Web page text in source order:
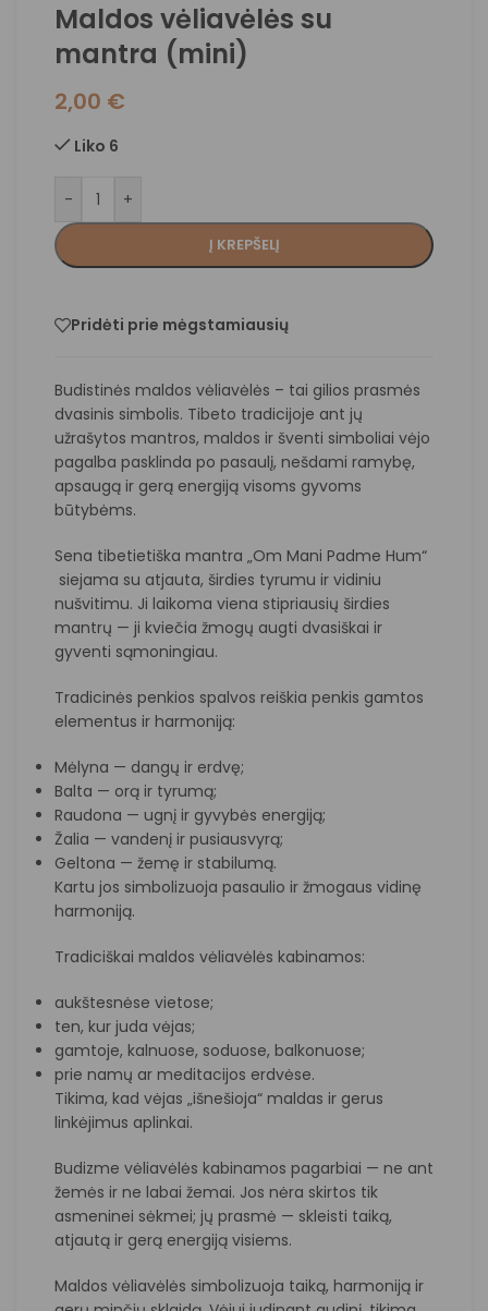
Maldos vėliavėlės su
mantra (mini)
2,00 €
Liko 6
- +
Į KREPŠELĮ
Pridėti prie mėgstamiausių
Budistinės maldos vėliavėlės – tai gilios prasmės
dvasinis simbolis. Tibeto tradicijoje ant jų
užrašytos mantros, maldos ir šventi simboliai vėjo
pagalba pasklinda po pasaulį, nešdami ramybę,
apsaugą ir gerą energiją visoms gyvoms
būtybėms.
Sena tibetietiška mantra „Om Mani Padme Hum“
siejama su atjauta, širdies tyrumu ir vidiniu
nušvitimu. Ji laikoma viena stipriausių širdies
mantrų — ji kviečia žmogų augti dvasiškai ir
gyventi sąmoningiau.
Tradicinės penkios spalvos reiškia penkis gamtos
elementus ir harmoniją:
Mėlyna — dangų ir erdvę;
Balta — orą ir tyrumą;
Raudona — ugnį ir gyvybės energiją;
Žalia — vandenį ir pusiausvyrą;
Geltona — žemę ir stabilumą.
Kartu jos simbolizuoja pasaulio ir žmogaus vidinę
harmoniją.
Tradiciškai maldos vėliavėlės kabinamos:
aukštesnėse vietose;
ten, kur juda vėjas;
gamtoje, kalnuose, soduose, balkonuose;
prie namų ar meditacijos erdvėse.
Tikima, kad vėjas „išnešioja“ maldas ir gerus
linkėjimus aplinkai.
Budizme vėliavėlės kabinamos pagarbiai — ne ant
žemės ir ne labai žemai. Jos nėra skirtos tik
asmeninei sėkmei; jų prasmė — skleisti taiką,
atjautą ir gerą energiją visiems.
Maldos vėliavėlės simbolizuoja taiką, harmoniją ir